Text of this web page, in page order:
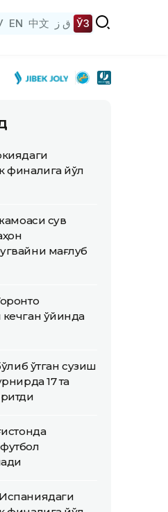
EN 中文 ق ز ЎЗ
финалига йўл
сув
мағлуб
ўйинда
ўтган сузиш
17 та